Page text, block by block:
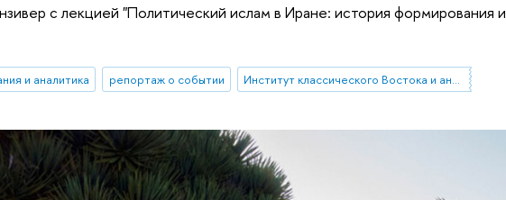
с лекцией "Политический ислам в Иране: история формирования и
и аналитика репортаж о событии Институт классического Востока и античности